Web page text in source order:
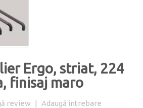
Ergo, striat, 224
finisaj maro
review | Adaugă întrebare